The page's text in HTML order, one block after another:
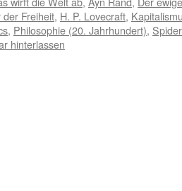
der Freiheit, H. P. Lovecraft,
, Philosophie (20. Jahrhundert),
hinterlassen